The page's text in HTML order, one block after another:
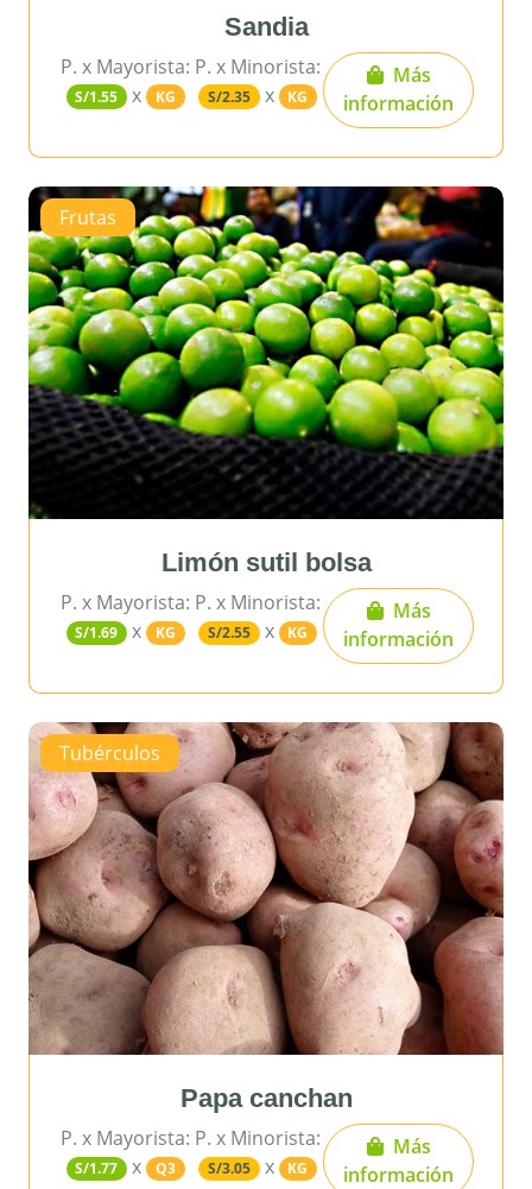
Sandia
P. x Mayorista:
S/1.55 x KG
P. x Minorista:
S/2.35 x KG
Más
información
Frutas
Limón sutil bolsa
P. x Mayorista:
S/1.69 x KG
P. x Minorista:
S/2.55 x KG
Más
información
Tubérculos
Papa canchan
P. x Mayorista:
S/1.77 x Q3
P. x Minorista:
S/3.05 x KG
Más
información